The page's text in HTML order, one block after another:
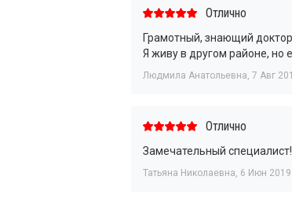
Отлично
Грамотный, знающий
Я живу в другом районе, но
Людмила Анатольевна, 7 Авг
Отлично
Замечательный специалист!
Татьяна Николаевна, 6 Июн 2019